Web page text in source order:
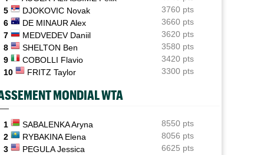
Jelena Ostapenko dénonce les messages d'insultes et
de menaces
16:44
ATP - Montréal
Duncan Chan scalpe Zverev et rêve de Coupe Davis
contre la France
Daniil Medvedev après son échec : "Un véritable
désastre"
16:00
Jeunes
Championne du monde en 2025, la France U14 a été
éliminée en poules
5
DJOKOVIC Novak
3760 pts
6
DE MINAUR Alex
3660 pts
7
MEDVEDEV Daniil
3620 pts
8
SHELTON Ben
3580 pts
9
COBOLLI Flavio
3420 pts
10
FRITZ Taylor 3300 pts
MONDIAL WTA
1 SABALENKA Aryna
8550 pts
2
RYBAKINA Elena
8056 pts
3
PEGULA Jessica
6625 pts